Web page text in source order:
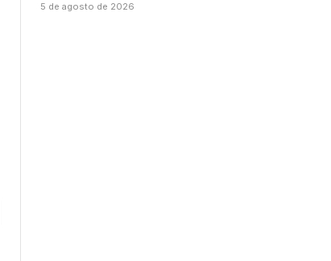
5 de agosto de 2026